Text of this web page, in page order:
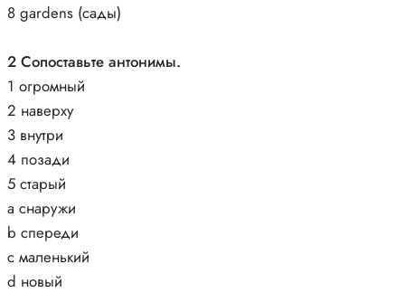
8 gardens (сады)
2 Сопоставьте антонимы.
1 огромный
2 наверху
3 внутри
4 позади
5 старый
a снаружи
b спереди
c маленький
d новый